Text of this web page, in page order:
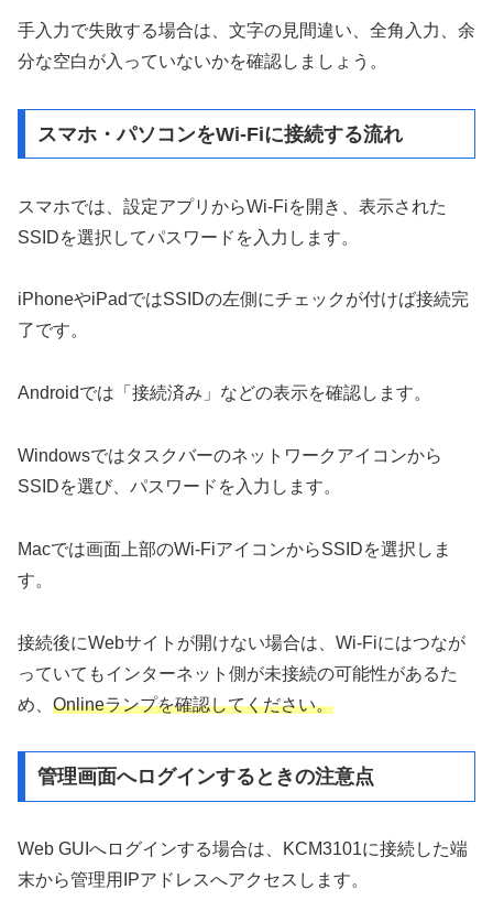
手入力で失敗する場合は、文字の見間違い、全角入力、余
分な空白が入っていないかを確認しましょう。
スマホ・パソコンをWi-Fiに接続する流れ
スマホでは、設定アプリからWi-Fiを開き、表示された
SSIDを選択してパスワードを入力します。
iPhoneやiPadではSSIDの左側にチェックが付けば接続完
了です。
Androidでは「接続済み」などの表示を確認します。
Windowsではタスクバーのネットワークアイコンから
SSIDを選び、パスワードを入力します。
Macでは画面上部のWi-FiアイコンからSSIDを選択しま
す。
接続後にWebサイトが開けない場合は、Wi-Fiにはつなが
っていてもインターネット側が未接続の可能性があるた
め、 Onlineランプを確認してください。
管理画面へログインするときの注意点
Web GUIへログインする場合は、KCM3101に接続した端
末から管理用IPアドレスへアクセスします。